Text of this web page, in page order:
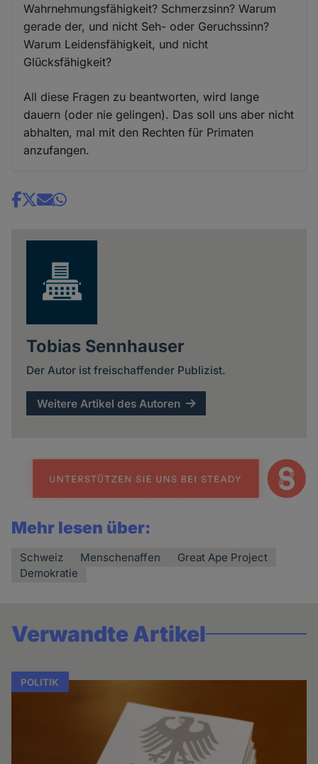
Wahrnehmungsfähigkeit? Schmerzsinn? Warum
gerade der, und nicht Seh- oder Geruchssinn?
Warum Leidensfähigkeit, und nicht
Glücksfähigkeit?
All diese Fragen zu beantworten, wird lange
dauern (oder nie gelingen). Das soll uns aber nicht
abhalten, mal mit den Rechten für Primaten
anzufangen.
Share
Tobias Sennhauser
Der Autor ist freischaffender Publizist.
Weitere Artikel des Autoren
Mehr lesen über:
Schweiz Menschenaffen
Great Ape Project
Demokratie
Verwandte Artikel
POLITIK